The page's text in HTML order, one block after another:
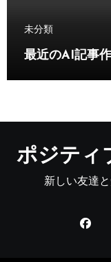
未分類
最近のAI記事
ポジティ
新しい友達